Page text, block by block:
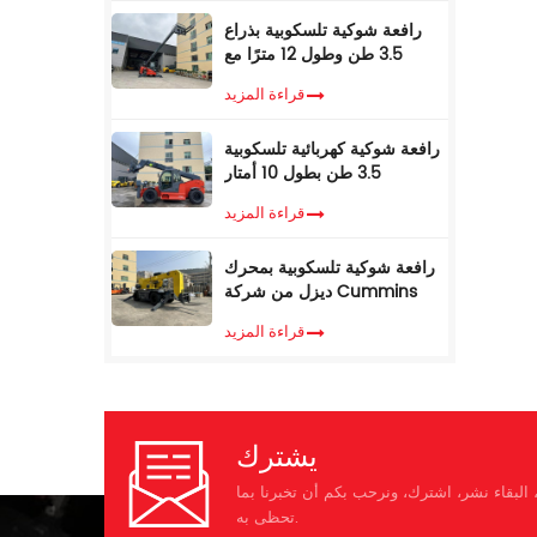
رافعة شوكية تلسكوبية بذراع
3.5 طن وطول 12 مترًا مع
قراءة المزيد
رافعة شوكية كهربائية تلسكوبية
3.5 طن بطول 10 أمتار
قراءة المزيد
رافعة شوكية تلسكوبية بمحرك
ديزل من شركة Cummins
7 أمتار، مزودة بمناولة
قراءة المزيد
يشترك
نشر، اشترك، ونرحب بكم أن تخبرنا بما
تحظى به.